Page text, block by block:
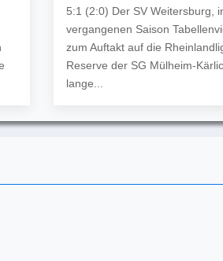
5:1 (2:0) Der SV Weitersburg,
vergangenen Saison
zum Auftakt auf die
Reserve der SG Mülheim-
lange...